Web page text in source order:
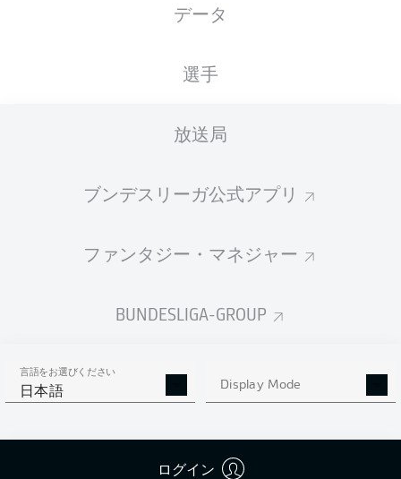
データ
選手
放送局
ブンデスリーガ公式アプリ
ファンタジー・マネジャー
BUNDESLIGA-GROUP
言語をお選びください
日本語 Display Mode
ログイン
13.10.2007
2026/2027
統計 シーズン 2026/2027
OWN-GOALS
PASSES
COMPLETED